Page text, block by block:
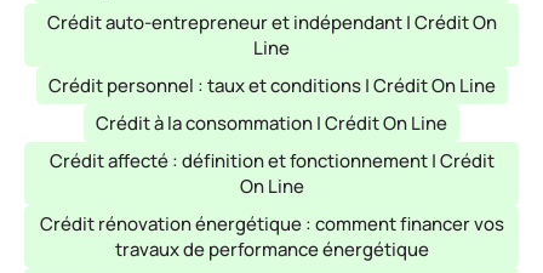
Crédit auto-entrepreneur et indépendant | Crédit On
Line
Crédit personnel : taux et conditions | Crédit On Line
Crédit à la consommation | Crédit On Line
Crédit affecté : définition et fonctionnement | Crédit
On Line
Crédit rénovation énergétique : comment financer vos
travaux de performance énergétique